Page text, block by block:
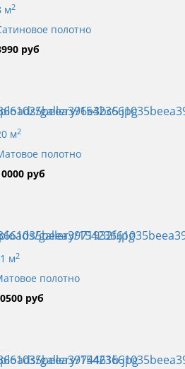
м2
полотно
руб
м2
полотно
руб
м2
полотно
руб